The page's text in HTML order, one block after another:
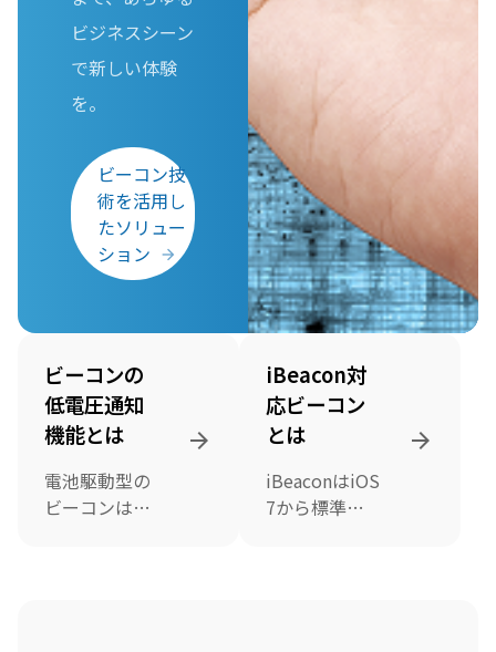
ビジネスシーン
で新しい体験
を。
ビーコン技
術を活用し
たソリュー
ション
ビーコンの
低電圧通知
機能とは
電池駆動型の
ビーコンは、
iBeacon対
応ビーコン
とは
iBeaconはiOS
7から標準搭